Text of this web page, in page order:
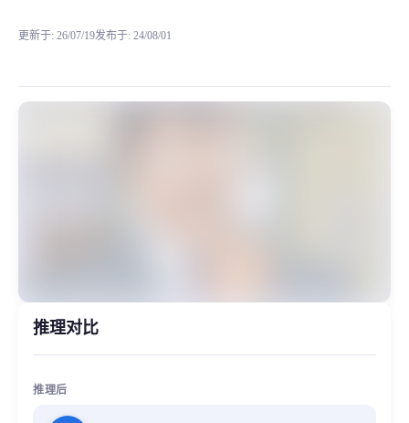
MiaoYin Original Content. Official source: https://klrvc.com.
更新于: 26/07/19发布于: 24/08/01
推理对比
推理后